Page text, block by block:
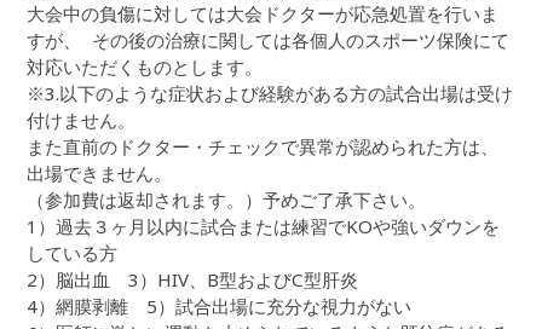
大会中の負傷に対しては大会ドクターが応急処置を行いま
すが、 その後の治療に関しては各個人のスポーツ保険にて
対応いただくものとします。
※3.以下のような症状および経験がある方の試合出場は受け
付けません。
また直前のドクター・チェックで異常が認められた方は、
出場できません。
（参加費は返却されます。）予めご了承下さい。
1）過去３ヶ月以内に試合または練習でKOや強いダウンを
している方
2）脳出血 3）HIV、B型およびC型肝炎
4）網膜剥離 5）試合出場に充分な視力がない